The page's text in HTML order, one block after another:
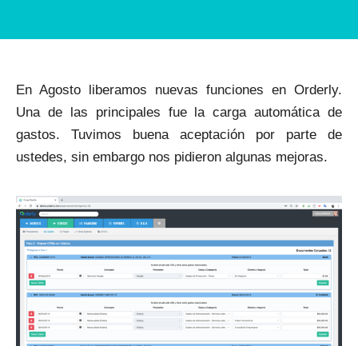
En Agosto liberamos nuevas funciones en Orderly.
Una de las principales fue la carga automática de
gastos. Tuvimos buena aceptación por parte de
ustedes, sin embargo nos pidieron algunas mejoras.